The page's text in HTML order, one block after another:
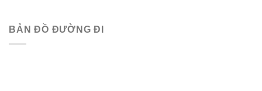
BẢN ĐỒ ĐƯỜNG ĐI